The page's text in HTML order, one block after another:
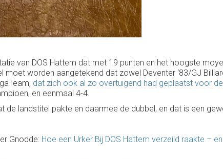
van DOS Hattem dat met 19 punten en het hoogste
moet worden aangetekend dat zowel Deventer ‘83/GJ
dat zich ook al zo overtuigend had geplaatst voor
en eenmaal 4-4.
de landstitel pakte en daarmee de dubbel, en dat is een
Gnodde: Hoe een Urker Bij DOS Hattem verzeild raakte –